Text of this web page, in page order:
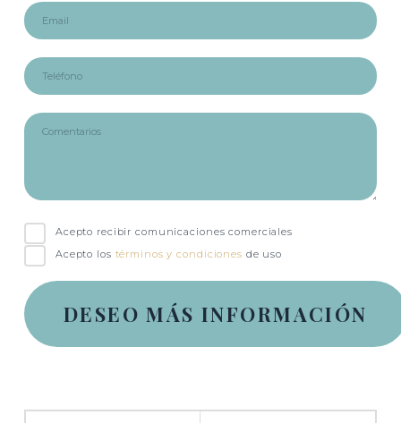
Acepto recibir comunicaciones comerciales
Acepto los términos y condiciones de uso